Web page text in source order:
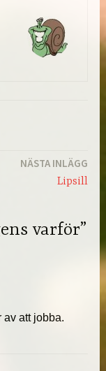
NÄSTA INLÄGG
Lipsill
varför”
av att jobba.